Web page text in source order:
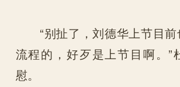
“别扯了，刘德华上节目前
流程的，好歹是上节目啊。”
慰。